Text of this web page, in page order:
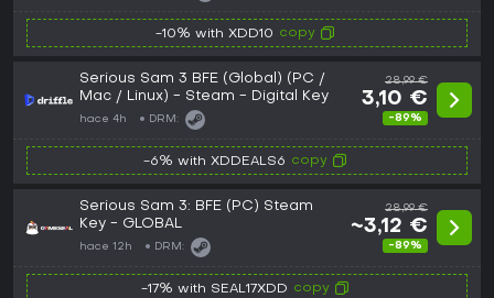
-10% with XDD10 copy
Serious Sam 3 BFE (Global) (PC /
Mac / Linux) - Steam - Digital Key
hace 4h DRM:
28,99 €
3,10 €
-89%
-6% with XDDEALS6 copy
Serious Sam 3: BFE (PC) Steam
Key - GLOBAL
hace 12h DRM:
28,99 €
~3,12 €
-89%
-17% with SEAL17XDD copy